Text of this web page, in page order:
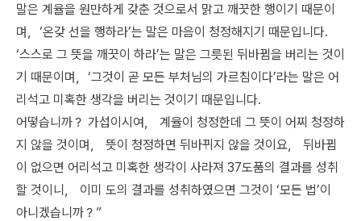
말은 계율을 원만하게 갖춘 것으로서 맑고 깨끗한 행이기 때문이
며，‘온갖 선을 행하라’는 말은 마음이 청정해지기 때문입니다.
‘스스로 그 뜻을 깨끗이 하라’는 말은 그릇된 뒤바뀜을 버리는 것이
기 때문이며，‘그것이 곧 모든 부처님의 가르침이다’라는 말은 어
리석고 미혹한 생각을 버리는 것이기 때문입니다.
어떻습니까？ 가섭이시여， 계율이 청정한데 그 뜻이 어찌 청정하
지 않을 것이며， 뜻이 청정하면 뒤바뀌지 않을 것이요， 뒤바뀜
이 없으면 어리석고 미혹한 생각이 사라져 37도품의 결과를 성취
할 것이니， 이미 도의 결과를 성취하였으면 그것이 ‘모든 법’이
아니겠습니까？”